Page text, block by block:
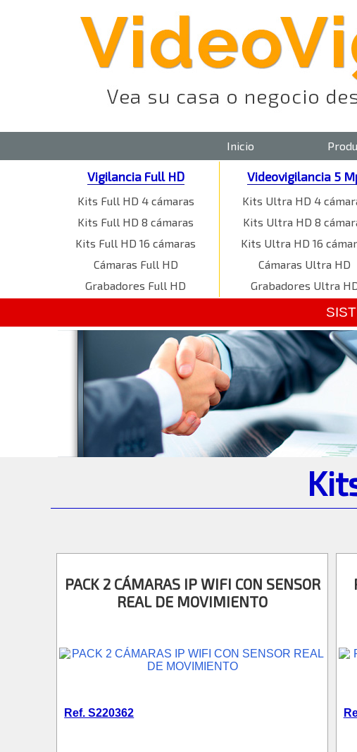
Inicio
Vigilancia Full HD
Kits Full HD 4 cámaras
Kits Full HD 8 cámaras
Kits Full HD 16 cámaras
Cámaras Full HD
Grabadores Full HD
Videovigilancia 5
Kits Ultra HD 4
Kits Ultra HD 8
Kits Ultra HD 16
Cámaras Ultra HD
Grabadores Ultra
PACK 2 CÁMARAS IP WIFI CON SENSOR
REAL DE MOVIMIENTO
Ref. S220362